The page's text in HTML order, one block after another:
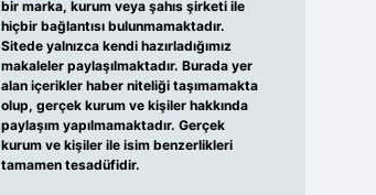
bir marka, kurum veya şahıs şirketi ile
hiçbir bağlantısı bulunmamaktadır.
Sitede yalnızca kendi hazırladığımız
makaleler paylaşılmaktadır. Burada yer
alan içerikler haber niteliği taşımamakta
olup, gerçek kurum ve kişiler hakkında
paylaşım yapılmamaktadır. Gerçek
kurum ve kişiler ile isim benzerlikleri
tamamen tesadüfidir.